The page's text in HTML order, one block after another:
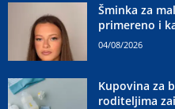
Šminka za
primereno i
04/08/2026
Kupovina za
roditeljima